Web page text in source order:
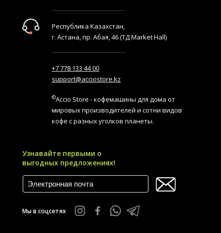
Республика Казахстан,
г. Астана, пр. Абая, 46 (ТД Market Hall)
+7 778 133 44 00
support@acciostore.kz
©Accio Store - кофемашины для дома от
мировых производителей и сотни видов
кофе с разных уголков планеты.
Узнавайте первыми о
выгодных предложениях!
Мы в соцсетях